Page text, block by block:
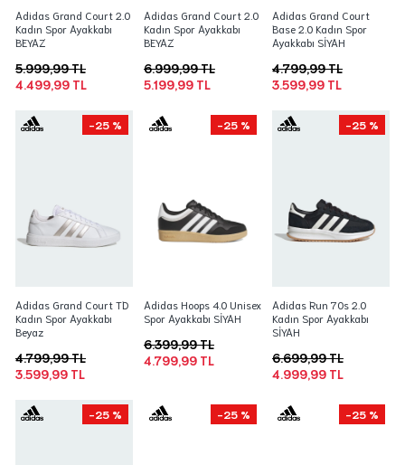
Adidas Grand Court 2.0
Kadın Spor Ayakkabı
BEYAZ
4.499,99 TL
5.999,99 TL
Adidas Grand Court 2.0
Kadın Spor Ayakkabı
BEYAZ
5.199,99 TL
6.999,99 TL
Adidas Grand Court
Base 2.0 Kadın Spor
Ayakkabı SİYAH
3.599,99 TL
4.799,99 TL
-25 %
Adidas Grand Court TD
Kadın Spor Ayakkabı
Beyaz
3.599,99 TL
4.799,99 TL
-25 %
Adidas Hoops 4.0 Unisex
Spor Ayakkabı SİYAH
4.799,99 TL
6.399,99 TL
-25 %
Adidas Run 70s 2.0
Kadın Spor Ayakkabı
SİYAH
4.999,99 TL
6.699,99 TL
-25 % -25 % -25 %